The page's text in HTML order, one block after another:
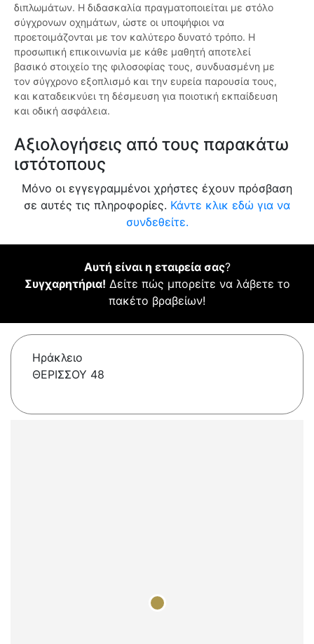
διπλωμάτων. Η διδασκαλία πραγματοποιείται με στόλο
σύγχρονων οχημάτων, ώστε οι υποψήφιοι να
προετοιμάζονται με τον καλύτερο δυνατό τρόπο. Η
προσωπική επικοινωνία με κάθε μαθητή αποτελεί
βασικό στοιχείο της φιλοσοφίας τους, συνδυασμένη με
τον σύγχρονο εξοπλισμό και την ευρεία παρουσία τους,
και καταδεικνύει τη δέσμευση για ποιοτική εκπαίδευση
και οδική ασφάλεια.
Αξιολογήσεις από τους παρακάτω
ιστότοπους
Μόνο οι εγγεγραμμένοι χρήστες έχουν πρόσβαση
σε αυτές τις πληροφορίες. Κάντε κλικ εδώ για να
συνδεθείτε.
Αυτή είναι η εταιρεία σας?
Συγχαρητήρια! Δείτε πώς μπορείτε να λάβετε το
πακέτο βραβείων!
Ηράκλειο
ΘΕΡΙΣΣΟΥ 48